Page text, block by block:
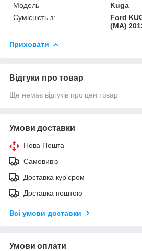
Модель
Kuga
Сумісність з:
Ford
(MA)
Приховати
Відгуки про товар
Ще немає відгуків про цей товар
Умови доставки
Нова Пошта
Самовивіз
Доставка кур'єром
Доставка поштою
Всі умови доставки
Умови оплати